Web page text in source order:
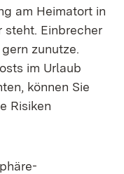
am Heimatort in
steht. Einbrecher
zunutze.
im Urlaub
können Sie
Risiken